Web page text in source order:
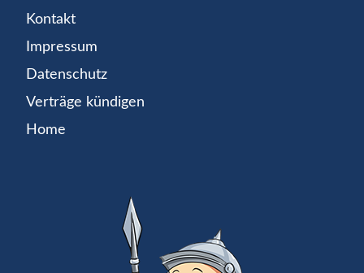
Kontakt
Impressum
Datenschutz
Verträge kündigen
Home